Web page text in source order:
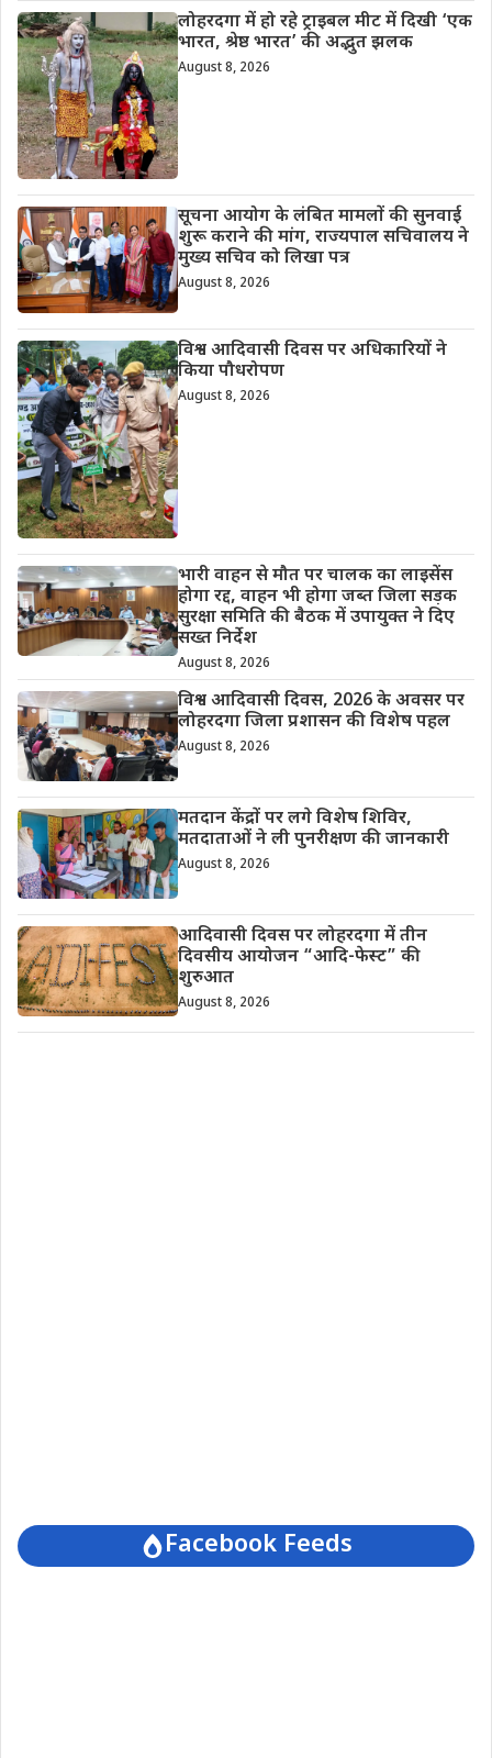
लोहरदगा में हो रहे ट्राइबल मीट में दिखी ‘एक
भारत, श्रेष्ठ भारत’ की अद्भुत झलक
August 8, 2026
सूचना आयोग के लंबित मामलों की सुनवाई
शुरू कराने की मांग, राज्यपाल सचिवालय ने
मुख्य सचिव को लिखा पत्र
August 8, 2026
विश्व आदिवासी दिवस पर अधिकारियों ने
किया पौधरोपण
August 8, 2026
भारी वाहन से मौत पर चालक का लाइसेंस
होगा रद्द, वाहन भी होगा जब्त जिला सड़क
सुरक्षा समिति की बैठक में उपायुक्त ने दिए
सख्त निर्देश
August 8, 2026
विश्व आदिवासी दिवस, 2026 के अवसर पर
लोहरदगा जिला प्रशासन की विशेष पहल
August 8, 2026
मतदान केंद्रों पर लगे विशेष शिविर,
मतदाताओं ने ली पुनरीक्षण की जानकारी
August 8, 2026
आदिवासी दिवस पर लोहरदगा में तीन
दिवसीय आयोजन “आदि-फेस्ट” की
शुरुआत
August 8, 2026
Facebook Feeds